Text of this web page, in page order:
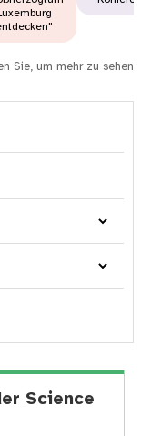
Sie, um mehr zu sehen
Science